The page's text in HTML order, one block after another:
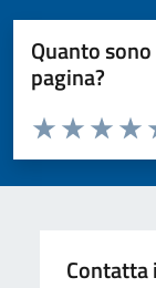
Quanto
pagina?
Valuta da 1 a 5
Valuta 3
Valuta 2
Valuta 1 stelle
Contatta